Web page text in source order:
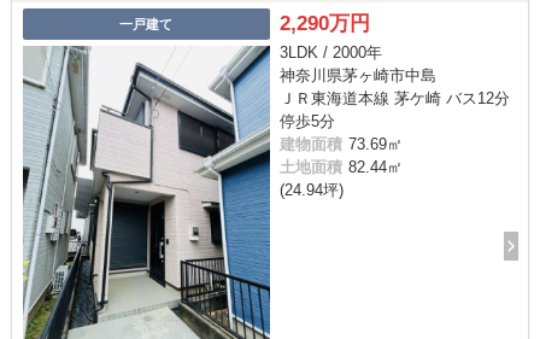
一戸建て 2,290万円
3LDK / 2000年
神奈川県茅ヶ崎市中島
ＪＲ東海道本線 茅ケ崎 バス12分
停歩5分
建物面積 73.69㎡
土地面積 82.44㎡
(24.94坪)